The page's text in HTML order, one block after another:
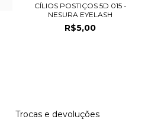
CÍLIOS POSTIÇOS 5D 015 -
NESURA EYELASH
R$5,00
Trocas e devoluções